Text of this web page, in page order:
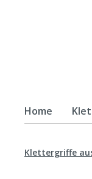
Home
Zur
Klettergriffe